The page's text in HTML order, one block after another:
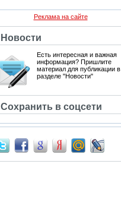
Реклама на сайте
Новости
Есть интересная и важная
информация? Пришлите
материал для публикации в
разделе "Новости"
Сохранить в соцсети